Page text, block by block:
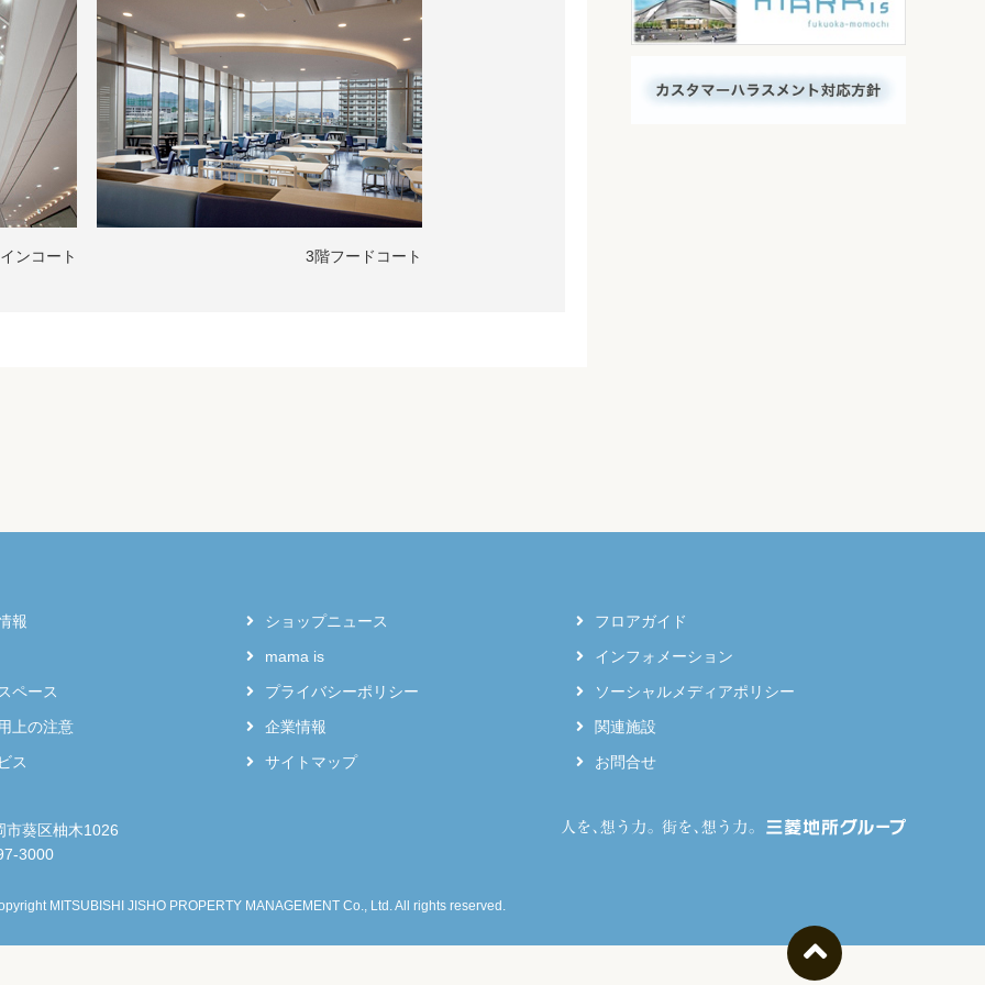
ンコート 3階フードコート
報
ペース
上の注意
ス
ショップニュース
mama is
プライバシーポリシー
企業情報
サイトマップ
フロアガイド
インフォメーション
ソーシャルメディアポリシー
関連施設
お問合せ
葵区柚木1026
3000
MITSUBISHI JISHO PROPERTY MANAGEMENT Co., Ltd. All rights reserved.